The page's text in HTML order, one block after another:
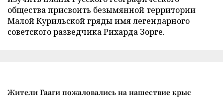
общества присвоить безымянной территории
Малой Курильской гряды имя легендарного
советского разведчика Рихарда Зорге.
Жители Гааги пожаловались на нашествие крыс